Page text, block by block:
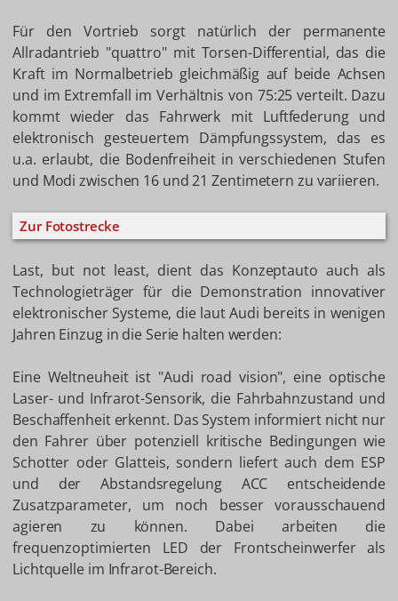
Für den Vortrieb sorgt natürlich der permanente
Allradantrieb "quattro" mit Torsen-Differential, das die
Kraft im Normalbetrieb gleichmäßig auf beide Achsen
und im Extremfall im Verhältnis von 75:25 verteilt. Dazu
kommt wieder das Fahrwerk mit Luftfederung und
elektronisch gesteuertem Dämpfungssystem, das es
u.a. erlaubt, die Bodenfreiheit in verschiedenen Stufen
und Modi zwischen 16 und 21 Zentimetern zu variieren.
Zur Fotostrecke
Last, but not least, dient das Konzeptauto auch als
Technologieträger für die Demonstration innovativer
elektronischer Systeme, die laut Audi bereits in wenigen
Jahren Einzug in die Serie halten werden:
Eine Weltneuheit ist "Audi road vision", eine optische
Laser- und Infrarot-Sensorik, die Fahrbahnzustand und
Beschaffenheit erkennt. Das System informiert nicht nur
den Fahrer über potenziell kritische Bedingungen wie
Schotter oder Glatteis, sondern liefert auch dem ESP
und der Abstandsregelung ACC entscheidende
Zusatzparameter, um noch besser vorausschauend
agieren zu können. Dabei arbeiten die
frequenzoptimierten LED der Frontscheinwerfer als
Lichtquelle im Infrarot-Bereich.